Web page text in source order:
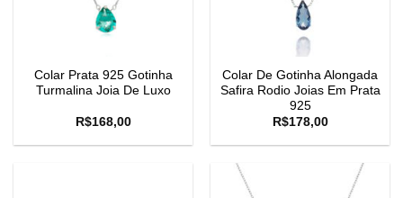
Colar Prata 925 Gotinha
Turmalina Joia De Luxo
R$168,00
Colar De Gotinha Alongada
Safira Rodio Joias Em Prata
925
R$178,00